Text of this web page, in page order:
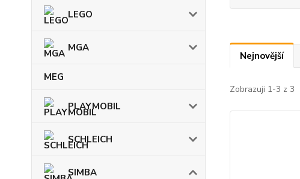
LEGO
MGA
MEG
PLAYMOBIL
SCHLEICH
SIMBA
Nejnovější
Zobrazuji 1-3 z 3